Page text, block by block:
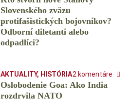
Slovenského zväzu
protifašistických bojovníkov?
Odborní diletanti alebo
odpadlíci?
AKTUALITY, HISTÓRIA2 komentáre
Oslobodenie Goa: Ako India
rozdrvila NATO